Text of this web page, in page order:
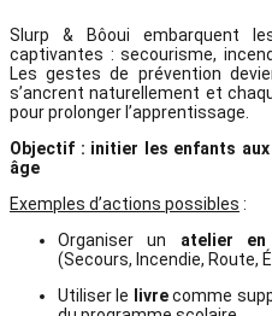
Slurp & Bôoui embarquent
captivantes : secourisme,
Les gestes de prévention
s’ancrent naturellement et
pour prolonger l’apprentissage.
Objectif : initier les enfants
âge
Exemples d’actions possibles :
Organiser un atelier
(Secours, Incendie, Route,
Utiliser le
livrecomme